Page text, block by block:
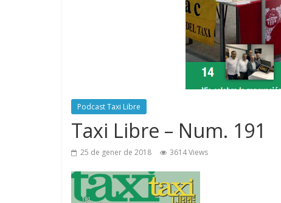
Podcast Taxi Libre
Taxi Libre – Num. 191
25 de gener de 2018 3614 Views